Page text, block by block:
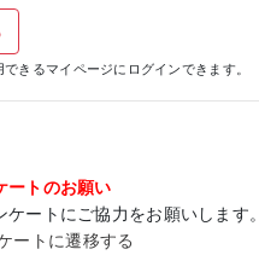
きるマイページにログインできます。
ートのお願い
ートにご協力をお願いします。
ートに遷移する